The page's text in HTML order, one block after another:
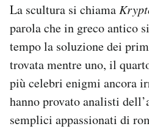
La scultura si chiama
parola che in greco antico
tempo la soluzione dei
trovata mentre uno, il
più celebri enigmi ancora
hanno provato analisti
semplici appassionati di